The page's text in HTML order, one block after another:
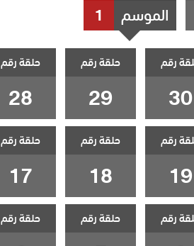
الموسم 1
رقم
30
حلقة رقم
29
حلقة رقم
28
رقم
19
حلقة رقم
18
حلقة رقم
17
رقم حلقة رقم حلقة رقم